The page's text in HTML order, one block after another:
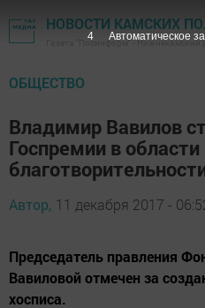
НОВОСТИ КАМСКИХ
Газета "Посинформ" - Нижнекамский
ОБЩЕСТВО
Владимир Вавилов
Госпремии в области
Автор, 11 декабря 2017 -
Председатель правления
Вавиловой отмечен за
хосписа.
3 Автоматическое